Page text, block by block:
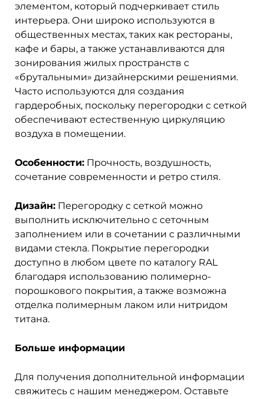
элементом, который подчеркивает стиль
интерьера. Они широко используются в
общественных местах, таких как рестораны,
кафе и бары, а также устанавливаются для
зонирования жилых пространств с
«брутальными» дизайнерскими решениями.
Часто используются для создания
гардеробных, поскольку перегородки с сеткой
обеспечивают естественную циркуляцию
воздуха в помещении.
Особенности: Прочность, воздушность,
сочетание современности и ретро стиля.
Дизайн: Перегородку с сеткой можно
выполнить исключительно с сеточным
заполнением или в сочетании с различными
видами стекла. Покрытие перегородки
доступно в любом цвете по каталогу RAL
благодаря использованию полимерно-
порошкового покрытия, а также возможна
отделка полимерным лаком или нитридом
титана.
Больше информации
Для получения дополнительной информации
свяжитесь с нашим менеджером. Оставьте